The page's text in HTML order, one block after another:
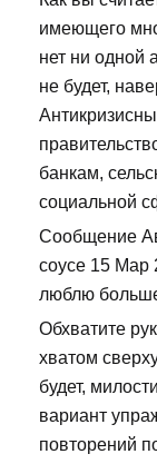
имеющего
нет ни одной
не будет,
банкам,
социальной
Сообщение
соусе 15 Мар
люблю
Обхватите
хватом
будет,
вариант
повторений